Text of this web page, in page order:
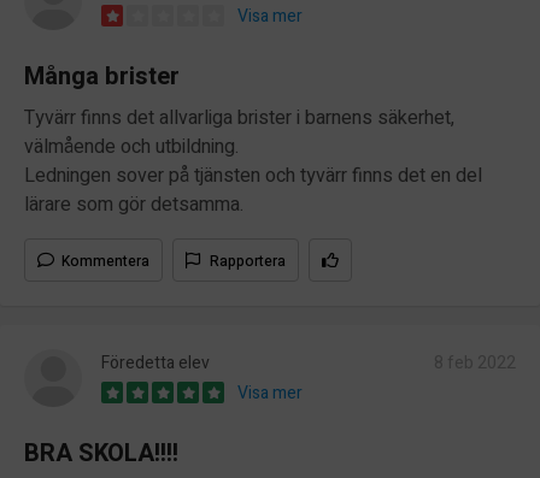
Visa mer
Många brister
Tyvärr finns det allvarliga brister i barnens säkerhet,
välmående och utbildning.
Ledningen sover på tjänsten och tyvärr finns det en del
lärare som gör detsamma.
Kommentera Rapportera
Föredetta elev
Visa mer
BRA SKOLA!!!!